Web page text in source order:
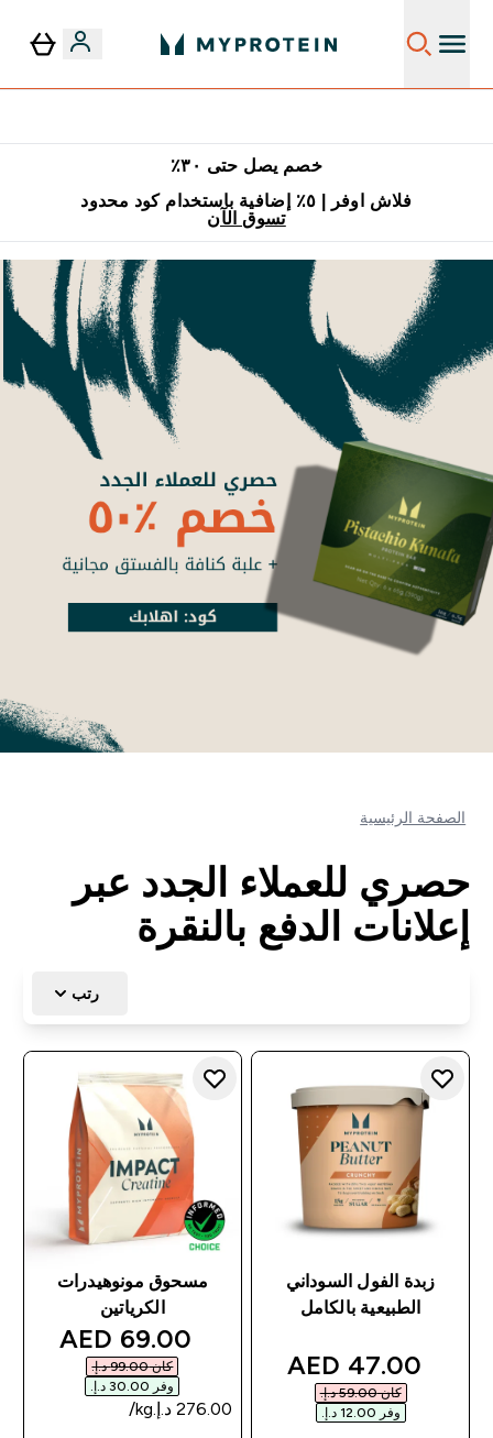
خصم يصل حتى ٣٠٪
فلاش اوفر | ٥٪ إضافية باستخدام كود محدود
تسوق الآن
الصفحة الرئيسية
حصري للعملاء الجدد عبر
إعلانات الدفع بالنقرة
رتب
زبدة الفول السوداني
الطبيعية بالكامل
discounted price
47.00 AED‎
كان ‏59.00 د.إ.‏‎
وفر ‏12.00 د.إ.‏‎
مسحوق مونوهيدرات
الكرياتين
price
69.00 AED‎
كان ‏99.00 د.إ.‏‎
وفر ‏30.00 د.إ.‏‎